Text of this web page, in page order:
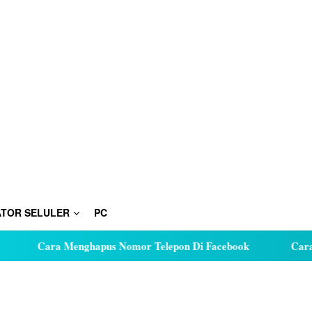
SELULER PC
Cara Menghapus Nomor Telepon Di Facebook Cara